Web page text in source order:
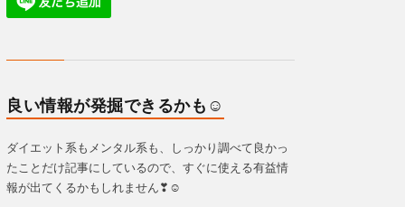
良い情報が発掘できるかも☺
ダイエット系もメンタル系も、しっかり調べて良かっ
たことだけ記事にしているので、すぐに使える有益情
報が出てくるかもしれません❣☺